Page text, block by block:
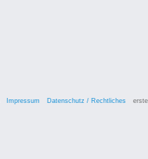
Impressum Datenschutz / Rechtliches